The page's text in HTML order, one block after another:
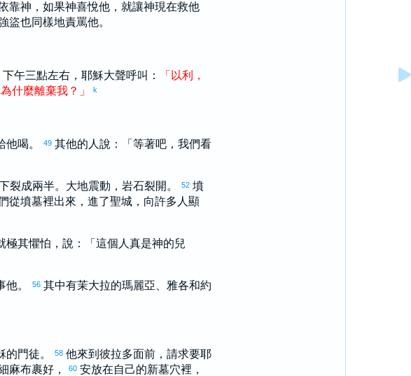
靠神，如果神喜悅他，就讓神現在救他
盜也同樣地責罵他。
下午三點左右，耶穌大聲呼叫： 「 以利
，
為什麼離棄我？ 」 k
他喝。 49 其他的人說：「等著吧，我們看
裂成兩半。大地震動，岩石裂開。 52 墳
從墳墓裡出來，進了聖城，向許多人顯
其懼怕，說：「這個人真是神的兒
他。 56 其中有茉大拉的瑪麗亞 雅各和約
的門徒。 58 他來到 彼拉多面前，請求要耶
麻布裹好， 60 安放在自己的新墓穴裡，